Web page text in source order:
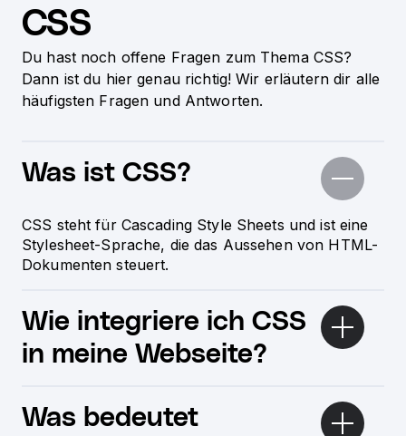
CSS
Du hast noch offene Fragen zum Thema CSS?
Dann ist du hier genau richtig! Wir erläutern dir alle
häufigsten Fragen und Antworten.
Was ist CSS?
CSS steht für Cascading Style Sheets und ist eine
Stylesheet-Sprache, die das Aussehen von HTML-
Dokumenten steuert.
Wie integriere ich CSS
in meine Webseite?
Was bedeutet